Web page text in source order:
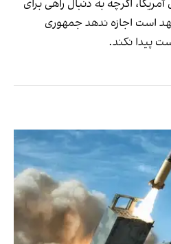
اگرچه به دنبال راهی برای
است اجازه ندهد جمهوری
پیدا نکند.